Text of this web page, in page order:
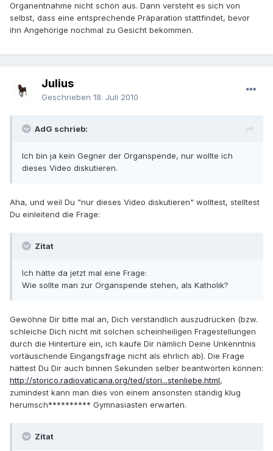
Organentnahme nicht schön aus. Dann versteht es sich von
selbst, dass eine entsprechende Präparation stattfindet, bevor
ihn Angehörige nochmal zu Gesicht bekommen.
Julius
Geschrieben 18. Juli 2010
AdG schrieb:
Ich bin ja kein Gegner der Organspende, nur wollte ich
dieses Video diskutieren.
Aha, und weil Du "nur dieses Video diskutieren" wolltest, stelltest
Du einleitend die Frage:
Zitat
Ich hätte da jetzt mal eine Frage:
Wie sollte man zur Organspende stehen, als Katholik?
Gewöhne Dir bitte mal an, Dich verständlich auszudrücken (bzw.
schleiche Dich nicht mit solchen scheinheiligen Fragestellungen
durch die Hintertüre ein, ich kaufe Dir nämlich Deine Unkenntnis
vortäuschende Eingangsfrage nicht als ehrlich ab). Die Frage
hättest Du Dir auch binnen Sekunden selber beantworten können:
http://storico.radiovaticana.org/ted/stori...stenliebe.html,
zumindest kann man dies von einem ansonsten ständig klug
herumsch********** Gymnasiasten erwarten.
Zitat